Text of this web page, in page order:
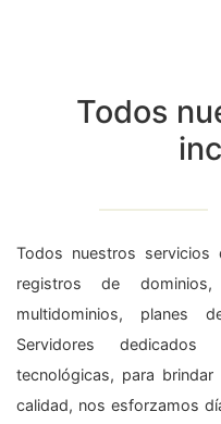
Todos
Todos nuestros
registros de
multidominios, planes
Servidores dedicados
tecnológicas, para
calidad, nos esforzamos